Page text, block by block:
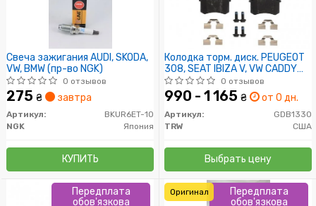
Свеча зажигания AUDI, SKODA,
VW, BMW (пр-во NGK)
0 отзывов
275 ₴ завтра
Артикул:
BKUR6ET-10
NGK
Япония
КУПИТЬ
Колодка торм. диск. PEUGEOT
308, SEAT IBIZA V, VW CADDY
задн. (пр-во TRW)
0 отзывов
990 - 1 165 ₴ от 0 дн.
Артикул:
GDB1330
TRW
США
Выбрать цену
Передплата
обов'язкова
Передплата
обов'язкова
Оригинал